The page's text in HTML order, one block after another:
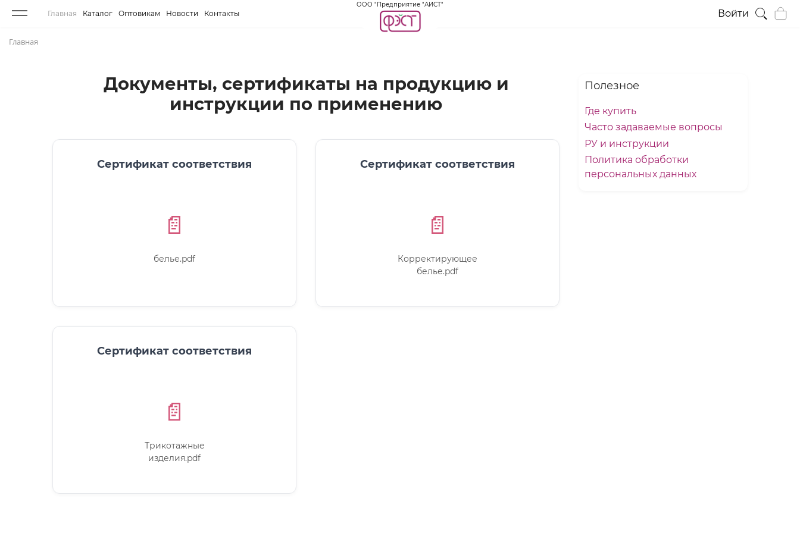
Главная Каталог Оптовикам Новости Контакты
ООО "Предприятие "АИСТ"
Войти
Главная
Документы, сертификаты на продукцию и
инструкции по применению
Сертификат соответствия
📄
белье.pdf
Сертификат соответствия
📄
Корректирующее
белье.pdf
Сертификат соответствия
📄
Трикотажные
изделия.pdf
Полезное
Где купить
Часто задаваемые вопросы
РУ и инструкции
Политика обработки
персональных данных